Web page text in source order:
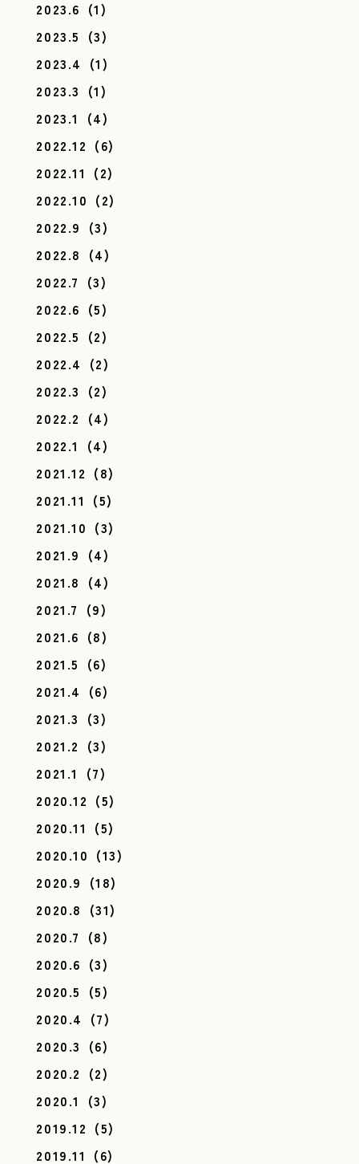
2023.6 (1)
2023.5 (3)
2023.4 (1)
2023.3 (1)
2023.1
(4)
2022.12 (6)
2022.11 (2)
2022.10 (2)
2022.9 (3)
2022.8 (4)
2022.7 (3)
2022.6 (5)
2022.5 (2)
2022.4 (2)
2022.3 (2)
2022.2 (4)
2022.1
(4)
2021.12 (8)
2021.11 (5)
2021.10 (3)
2021.9 (4)
2021.8 (4)
2021.7 (9)
2021.6 (8)
2021.5 (6)
2021.4 (6)
2021.3 (3)
2021.2 (3)
2021.1
(7)
2020.12 (5)
2020.11 (5)
2020.10 (13)
2020.9 (18)
2020.8 (31)
2020.7 (8)
2020.6 (3)
2020.5 (5)
2020.4 (7)
2020.3 (6)
2020.2 (2)
2020.1
(3)
2019.12 (5)
2019.11 (6)